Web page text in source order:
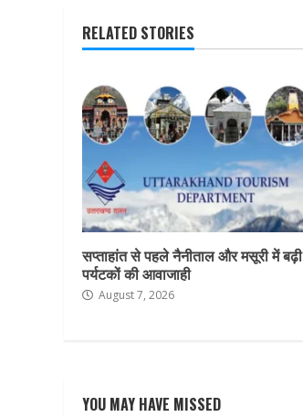
RELATED STORIES
सप्ताहांत से पहले नैनीताल और मसूरी में बढ़ी
पर्यटकों की आवाजाही
August 7, 2026
YOU MAY HAVE MISSED